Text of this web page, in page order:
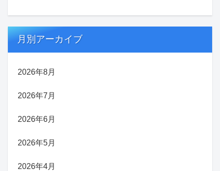
月別アーカイブ
2026年8月
2026年7月
2026年6月
2026年5月
2026年4月